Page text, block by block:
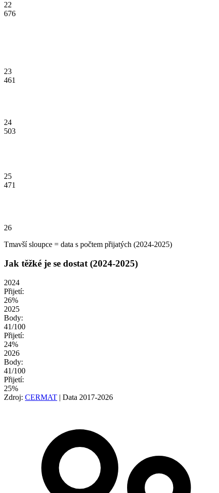
22
676
23
461
24
503
25
471
26
Tmavší sloupce = data s počtem přijatých (2024-2025)
Jak těžké je se dostat (2024-2025)
2024
Přijetí:
26%
2025
Body:
41/100
Přijetí:
24%
2026
Body:
41/100
Přijetí:
25%
Zdroj: CERMAT | Data 2017-2026